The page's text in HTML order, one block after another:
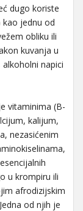
dugo koriste
jednu od
obliku ili
kuvanja u
napici
vitaminima (B-
kalijum,
nezasićenim
u krompiru ili
afrodizijskim
od njih je